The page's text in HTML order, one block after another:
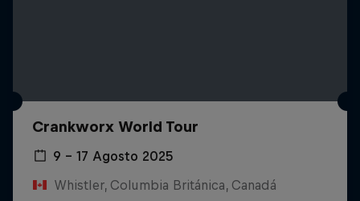
Crankworx World Tour
9 – 17 Agosto 2025
Whistler, Columbia Británica, Canadá